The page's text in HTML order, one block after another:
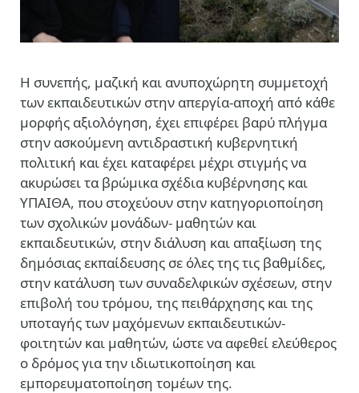
Η συνεπής, μαζική και ανυποχώρητη συμμετοχή
των εκπαιδευτικών στην απεργία-αποχή από κάθε
μορφής αξιολόγηση, έχει επιφέρει βαρύ πλήγμα
στην ασκούμενη αντιδραστική κυβερνητική
πολιτική και έχει καταφέρει μέχρι στιγμής να
ακυρώσει τα βρώμικα σχέδια κυβέρνησης και
ΥΠΑΙΘΑ, που στοχεύουν στην κατηγοριοποίηση
των σχολικών μονάδων- μαθητών και
εκπαιδευτικών, στην διάλυση και απαξίωση της
δημόσιας εκπαίδευσης σε όλες της τις βαθμίδες,
στην κατάλυση των συναδελφικών σχέσεων, στην
επιβολή του τρόμου, της πειθάρχησης και της
υποταγής των μαχόμενων εκπαιδευτικών-
φοιτητών και μαθητών, ώστε να αφεθεί ελεύθερος
ο δρόμος για την ιδιωτικοποίηση και
εμπορευματοποίηση τομέων της.